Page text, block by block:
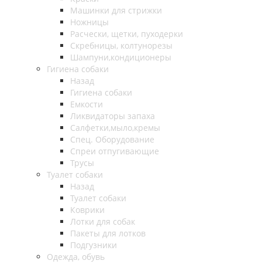
Машинки для стрижки
Ножницы
Расчески, щетки, пуходерки
Скребницы, колтунорезы
Шампуни,кондиционеры
Гигиена собаки
Назад
Гигиена собаки
Емкости
Ликвидаторы запаха
Салфетки,мыло,кремы
Спец. Оборудование
Спреи отпугивающие
Трусы
Туалет собаки
Назад
Туалет собаки
Коврики
Лотки для собак
Пакеты для лотков
Подгузники
Одежда, обувь